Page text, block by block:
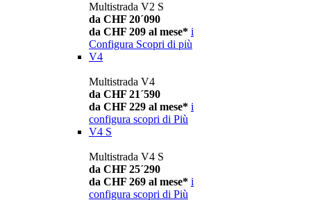
Multistrada V2 S
da CHF 20´090
da CHF 209 al mese* i
Configura Scopri di più
V4
Multistrada V4
da CHF 21´590
da CHF 229 al mese* i
configura scopri di Più
V4 S
Multistrada V4 S
da CHF 25´290
da CHF 269 al mese* i
configura scopri di Più